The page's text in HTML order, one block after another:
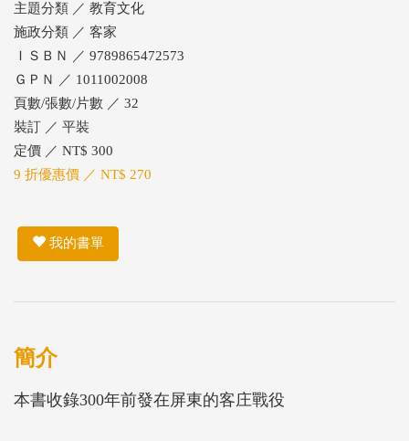
主題分類 ／ 教育文化
施政分類 ／ 客家
ＩＳＢＮ ／ 9789865472573
ＧＰＮ ／ 1011002008
頁數/張數/片數 ／ 32
裝訂 ／ 平裝
定價 ／ NT$ 300
9 折優惠價 ／ NT$ 270
我的書單
簡介
本書收錄300年前發在屏東的客庄戰役